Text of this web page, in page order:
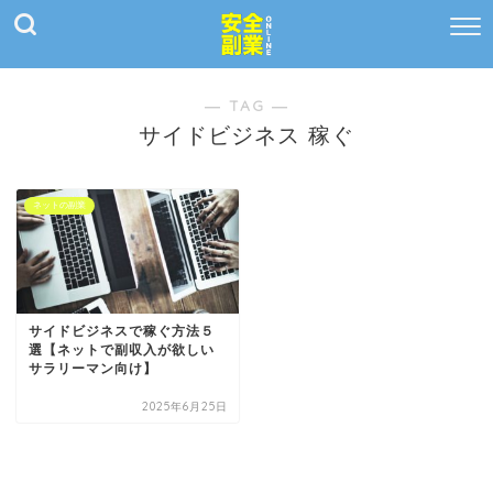
― TAG ―
サイドビジネス 稼ぐ
ネットの副業
サイドビジネスで稼ぐ方法５
選【ネットで副収入が欲しい
サラリーマン向け】
2025年6月25日